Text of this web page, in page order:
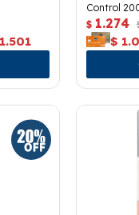
1.501
Control
$ 1.274
$